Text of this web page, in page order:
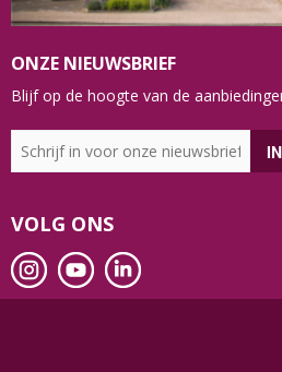
ONZE NIEUWSBRIEF
Blijf op de hoogte van de
VOLG ONS